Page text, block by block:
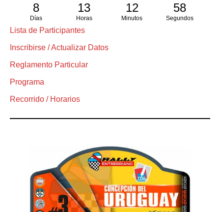
8
Días
13
Horas
12
Minutos
57
Segundos
Lista de Participantes
Inscribirse / Actualizar Datos
Reglamento Particular
Programa
Recorrido / Horarios